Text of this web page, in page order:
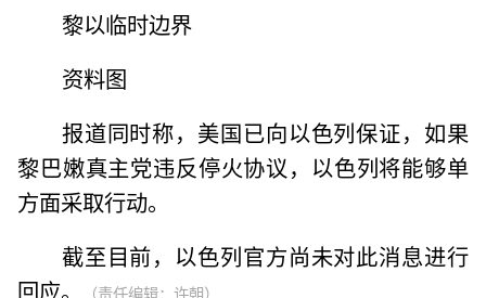
黎以临时边界
资料图
报道同时称，美国已向以色列保证，如果
黎巴嫩真主党违反停火协议，以色列将能够单
方面采取行动。
截至目前，以色列官方尚未对此消息进行
回应。
（责任编辑：许朝）